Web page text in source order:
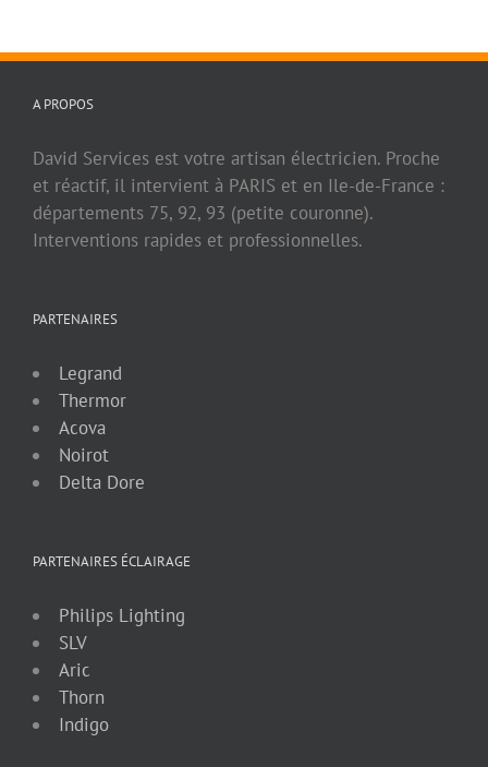
A PROPOS
David Services est votre artisan électricien. Proche
et réactif, il intervient à PARIS et en Ile-de-France :
départements 75, 92, 93 (petite couronne).
Interventions rapides et professionnelles.
PARTENAIRES
Legrand
Thermor
Acova
Noirot
Delta Dore
PARTENAIRES ÉCLAIRAGE
Philips Lighting
SLV
Aric
Thorn
Indigo